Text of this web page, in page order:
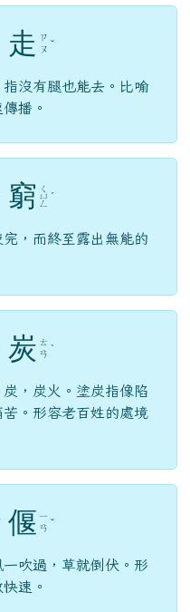
走 ㄗ
ㄡ ˇ
沒有腿也能去。比喻
播。
窮 ㄑ
ㄩ
ㄥ
ˊ
，而終至露出無能的
炭 ㄊ
ㄢ ˋ
，炭火。塗炭指像陷
。形容老百姓的處境
偃 ㄧ
ㄢ ˇ
吹過，草就倒伏。形
速。